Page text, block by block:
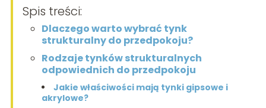
Spis treści:
Dlaczego warto wybrać tynk
strukturalny do przedpokoju?
Rodzaje tynków strukturalnych
odpowiednich do przedpokoju
Jakie właściwości mają tynki gipsowe i
akrylowe?